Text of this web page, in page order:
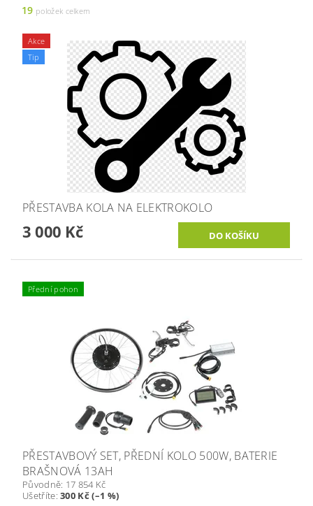
19 položek celkem
Akce
Tip
PŘESTAVBA KOLA NA ELEKTROKOLO
3 000 Kč
Přední pohon
PŘESTAVBOVÝ SET, PŘEDNÍ KOLO 500W, BATERIE
BRAŠNOVÁ 13AH
Původně: 17 854 Kč
Ušetříte:300 Kč (–1 %)